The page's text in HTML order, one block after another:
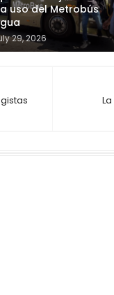
uso del Metrobús
29, 2026